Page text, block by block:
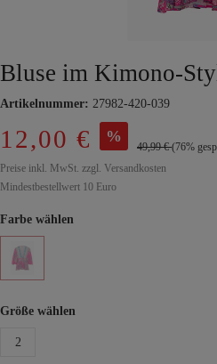
Bluse im Kimono-
Artikelnummer: 27982-420-039
12,00 € %
49,99 €(76%
Preise inkl. MwSt. zzgl. Versandkosten
Mindestbestellwert 10 Euro
Farbe wählen
Größe wählen
2